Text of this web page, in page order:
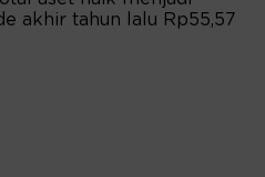
akhir tahun lalu Rp55,57